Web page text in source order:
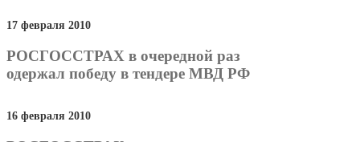
17 февраля 2010
РОСГОССТРАХ в очередной раз
одержал победу в тендере МВД РФ
16 февраля 2010